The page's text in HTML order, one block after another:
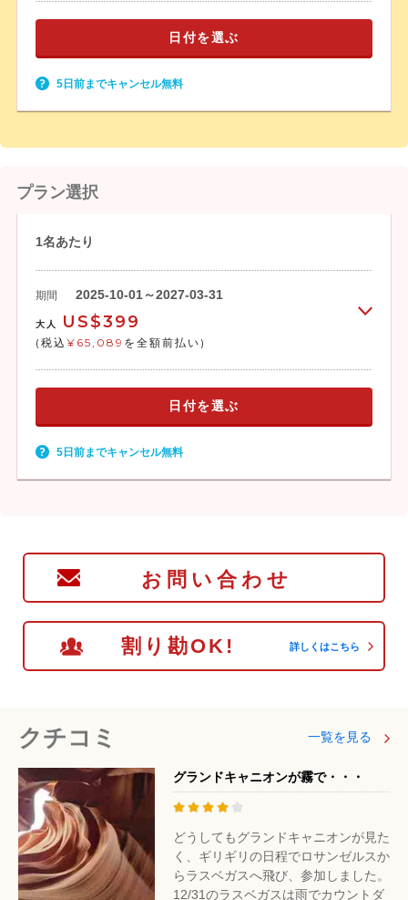
日付を選ぶ
5日前までキャンセル無料
プラン選択
1名あたり
期間 2025-10-01～2027-03-31
大人 US$399
(税込 ¥65,089 を全額前払い)
日付を選ぶ
5日前までキャンセル無料
お問い合わせ
割り勘OK! 詳しくはこちら
クチコミ 一覧を見る
グランドキャニオンが霧で・・・
どうしてもグランドキャニオンが見た
く、ギリギリの日程でロサンゼルスか
らラスベガスへ飛び、参加しました。
12/31のラスベガスは雨でカウントダ